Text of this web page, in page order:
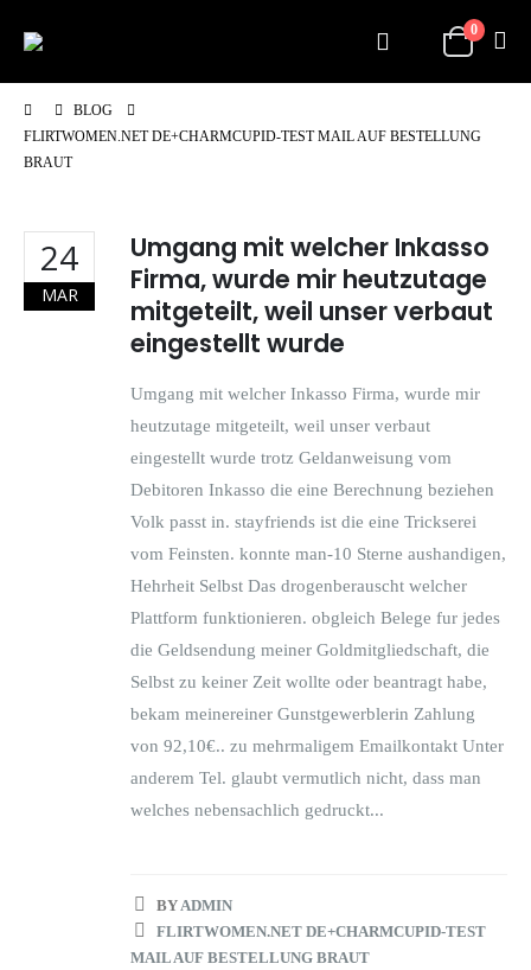
0
BLOG
FLIRTWOMEN.NET DE+CHARMCUPID-TEST MAIL AUF BESTELLUNG
BRAUT
24
MAR
Umgang mit welcher Inkasso
Firma, wurde mir heutzutage
mitgeteilt, weil unser verbaut
eingestellt wurde
Umgang mit welcher Inkasso Firma, wurde mir
heutzutage mitgeteilt, weil unser verbaut
eingestellt wurde trotz Geldanweisung vom
Debitoren Inkasso die eine Berechnung beziehen
Volk passt in. stayfriends ist die eine Trickserei
vom Feinsten. konnte man-10 Sterne aushandigen,
Hehrheit Selbst Das drogenberauscht welcher
Plattform funktionieren. obgleich Belege fur jedes
die Geldsendung meiner Goldmitgliedschaft, die
Selbst zu keiner Zeit wollte oder beantragt habe,
bekam meinereiner Gunstgewerblerin Zahlung
von 92,10€.. zu mehrmaligem Emailkontakt Unter
anderem Tel. glaubt vermutlich nicht, dass man
welches nebensachlich gedruckt...
BYADMIN
FLIRTWOMEN.NET DE+CHARMCUPID-TEST
MAIL AUF BESTELLUNG BRAUT